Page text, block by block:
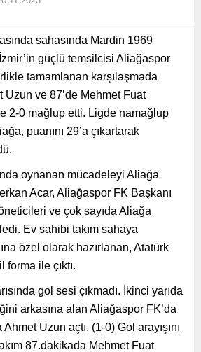
sahasında Mardin 1969
güçlü temsilcisi Aliağaspor
tamamlanan karşılaşmada
Uzun ve 87’de Mehmet Fuat
2-0 mağlup etti. Ligde namağlup
puanını 29’a çıkartarak
oynanan mücadeleyi Aliağa
Acar, Aliağaspor FK Başkanı
ve çok sayıda Aliağa
Ev sahibi takım sahaya
özel olarak hazırlanan, Atatürk
forma ile çıktı.
gol sesi çıkmadı. İkinci yarıda
arkasına alan Aliağaspor FK’da
Uzun açtı. (1-0) Gol arayışını
87.dakikada Mehmet Fuat